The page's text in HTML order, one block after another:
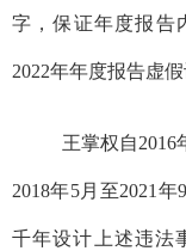
字 ，保证年度报告
2022年年度报告虚
王掌权自2016
2018年5月至2021年
千年设计上述违法